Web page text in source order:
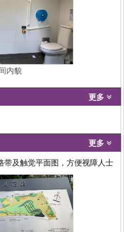
内貌
更多
更多
带及触觉平面图，方便视障人士